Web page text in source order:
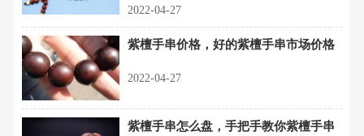
2022-04-27
紫檀手串价格，好的紫檀手串市场价格
2022-04-27
紫檀手串怎么盘，手把手教你紫檀手串